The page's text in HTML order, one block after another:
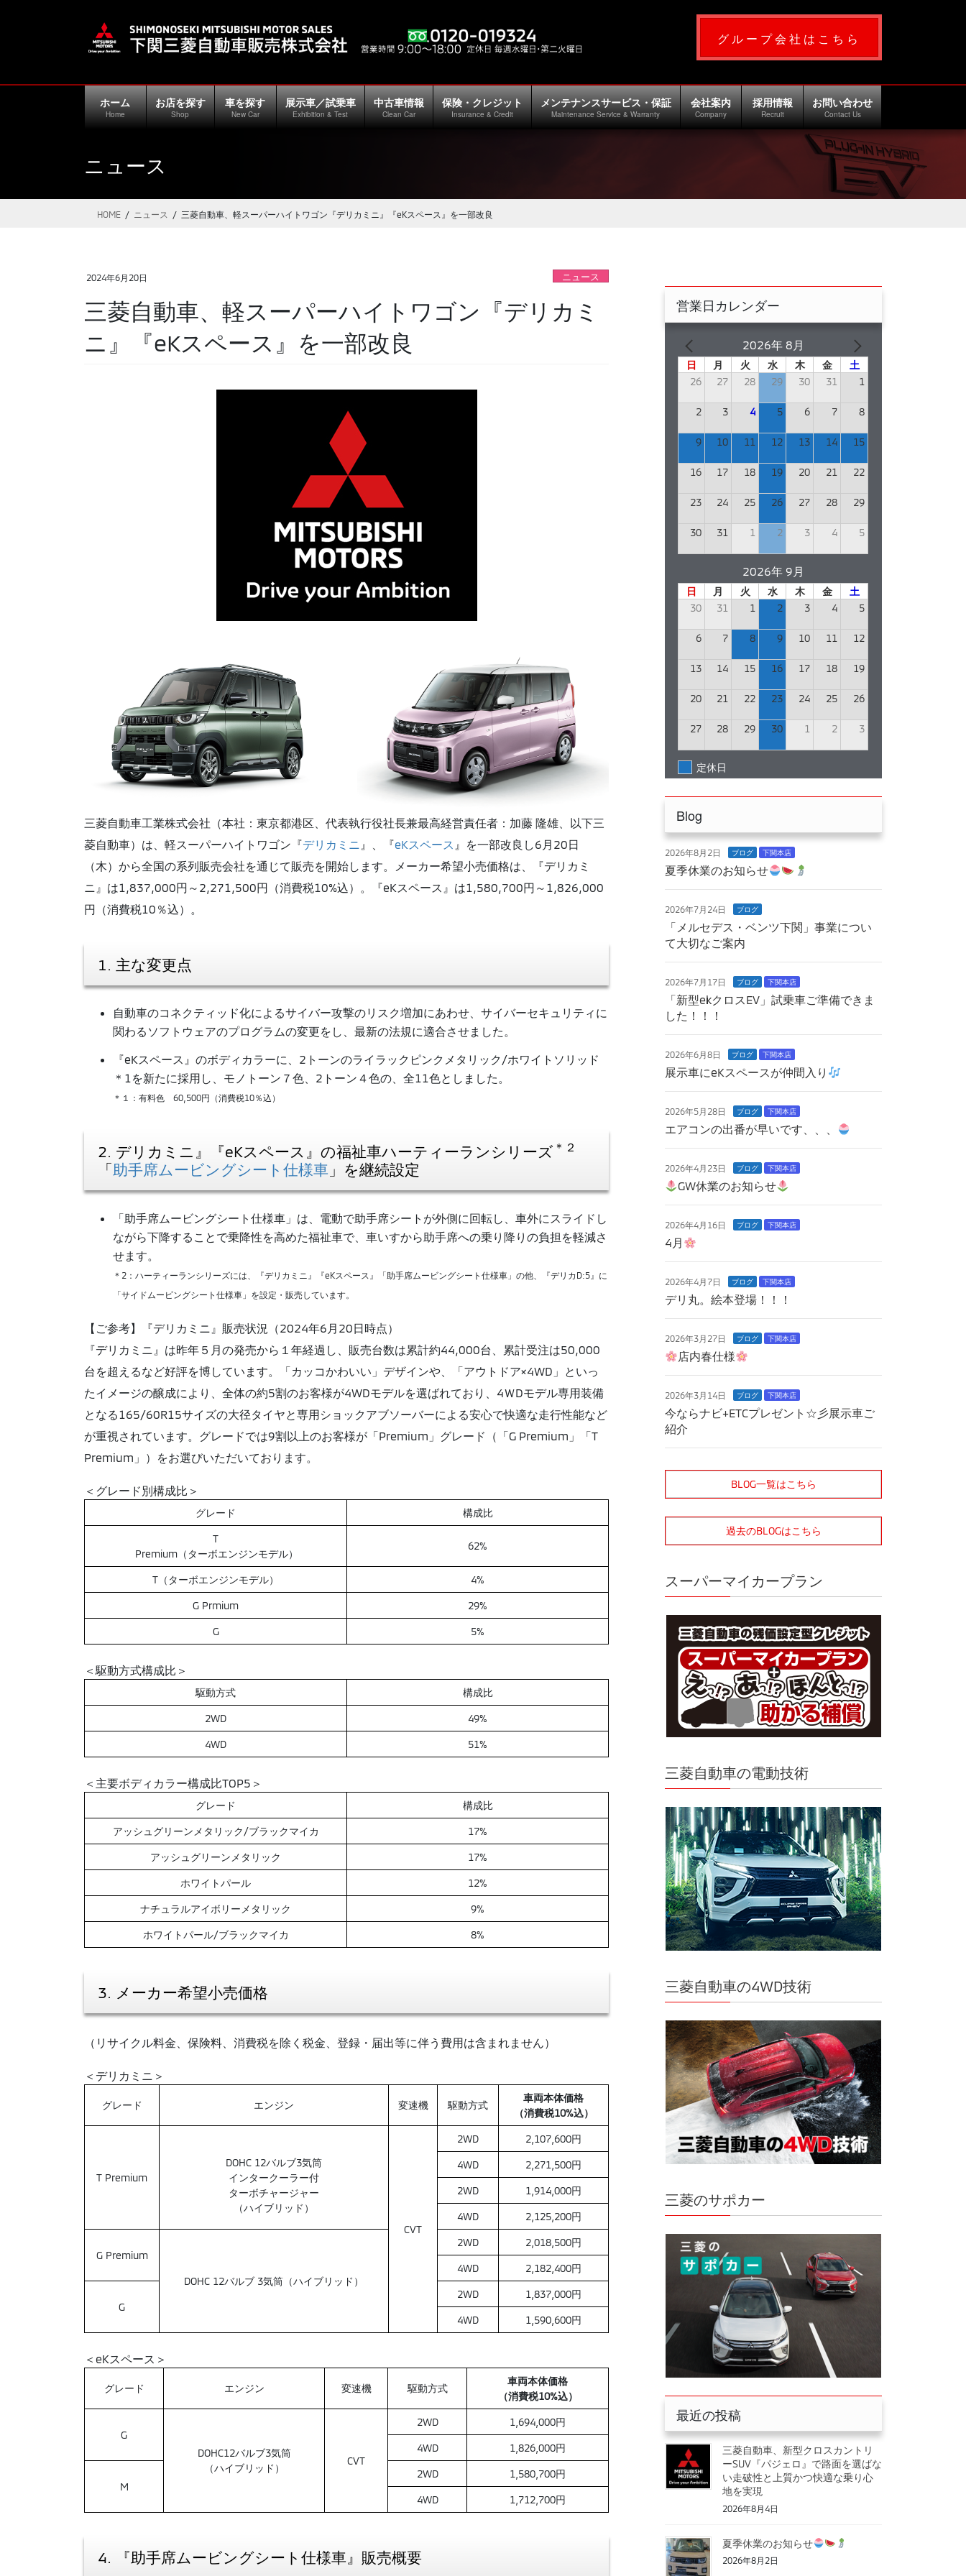
グループ会社はこちら
ホーム
Home
お店を探す
Shop
車を探す
New Car
展示車／試乗車
Exhibition & Test
中古車情報
Clean Car
保険・クレジット
Insurance & Credit
メンテナンスサービス・保証
Maintenance Service & Warranty
会社案内
Company
採用情報
Recruit
お問い合わせ
Contact Us
ニュース
HOME ニュース 三菱自動車、軽スーパーハイトワゴン『デリカミニ』『eKスペース』を一部改良
2024年6月20日 ニュース
三菱自動車、軽スーパーハイトワゴン『デリカミ
ニ』『eKスペース』を一部改良
三菱自動車工業株式会社（本社：東京都港区、代表執行役社長兼最高経営責任者：加藤 隆雄、以下三
菱自動車）は、軽スーパーハイトワゴン『デリカミニ 』、『eKスペース 』を一部改良し6月20日
（木）から全国の系列販売会社を通じて販売を開始します。メーカー希望小売価格は、『デリカミ
ニ』は1,837,000円～2,271,500円（消費税10%込）。『eKスペース』は1,580,700円～1,826,000
円（消費税10％込）。
1. 主な変更点
自動車のコネクティッド化によるサイバー攻撃のリスク増加にあわせ、サイバーセキュリティに
関わるソフトウェアのプログラムの変更をし、最新の法規に適合させました。
『eKスペース』のボディカラーに、2トーンのライラックピンクメタリック/ホワイトソリッド
＊1を新たに採用し、モノトーン７色、2トーン４色の、全11色としました。
＊１：有料色 60,500円（消費税10％込）
2. デリカミニ』『eKスペース』の福祉車ハーティーランシリーズ ＊２
「助手席ムービングシート仕様車 」を継続設定
「助手席ムービングシート仕様車」は、電動で助手席シートが外側に回転し、車外にスライドし
ながら下降することで乗降性を高めた福祉車で、車いすから助手席への乗り降りの負担を軽減さ
せます。
＊2：ハーティーランシリーズには、『デリカミニ』『eKスペース』「助手席ムービングシート仕様車」の他、『デリカD:5』に
「サイドムービングシート仕様車」を設定・販売しています。
【ご参考】『デリカミニ』販売状況（2024年6月20日時点）
『デリカミニ』は昨年５月の発売から１年経過し、販売台数は累計約44,000台、累計受注は50,000
台を超えるなど好評を博しています。「カッコかわいい」デザインや、「アウトドア×4WD」といっ
たイメージの醸成により、全体の約5割のお客様が4WDモデルを選ばれており、4ＷDモデル専用装備
となる165/60R15サイズの大径タイヤと専用ショックアブソーバーによる安心で快適な走行性能など
が重視されています。グレードでは9割以上のお客様が「Premium」グレード（「G Premium」「T
Premium」）をお選びいただいております。
＜グレード別構成比＞
グレード 構成比
T
Premium（ターボエンジンモデル）
62%
T（ターボエンジンモデル） 4%
G Prmium 29%
G 5%
＜駆動方式構成比＞
駆動方式 構成比
2WD 49%
4WD 51%
＜主要ボディカラー構成比TOP5＞
グレード 構成比
アッシュグリーンメタリック/ブラックマイカ 17%
アッシュグリーンメタリック 17%
ホワイトパール 12%
ナチュラルアイボリーメタリック 9%
ホワイトパール/ブラックマイカ 8%
3. メーカー希望小売価格
（リサイクル料金、保険料、消費税を除く税金、登録・届出等に伴う費用は含まれません）
＜デリカミニ＞
グレード エンジン 変速機 駆動方式
車両本体価格
（消費税10%込）
T Premium
DOHC 12バルブ3気筒
インタークーラー付
ターボチャージャー
（ハイブリッド）
CVT
2WD 2,107,600円
4WD 2,271,500円
2WD 1,914,000円
4WD 2,125,200円
G Premium
DOHC 12バルブ 3気筒（ハイブリッド）
2WD 2,018,500円
4WD 2,182,400円
G
2WD 1,837,000円
4WD 1,590,600円
＜eKスペース＞
グレード エンジン 変速機 駆動方式
車両本体価格
（消費税10%込）
G
DOHC12バルブ3気筒
（ハイブリッド）
CVT
2WD 1,694,000円
4WD 1,826,000円
M
2WD 1,580,700円
4WD 1,712,700円
4. 『助手席ムービングシート仕様車』販売概要
営業日カレンダー
2026年 8月
日 月 火 水 木 金
土
26
27 28 29 30 31 1
2 3 4 5 6 7 8
9 10 11 12 13 14 15
16 17 18 19 20 21 22
23 24 25 26 27 28 29
30 31 1 2 3 4 5
2026年 9月
日 月 火 水 木 金
土
30
31 1 2 3 4 5
6 7 8 9 10 11 12
13 14 15 16 17 18 19
20 21 22 23 24 25 26
27 28 29 30 1 2 3
定休日
Blog
2026年8月2日 ブログ 下関本店
夏季休業のお知らせ
2026年7月24日 ブログ
「メルセデス・ベンツ下関」事業につい
て大切なご案内
2026年7月17日 ブログ 下関本店
「新型ekクロスEV」試乗車ご準備できま
した！！！
2026年6月8日 ブログ 下関本店
展示車にeKスペースが仲間入り
2026年5月28日 ブログ 下関本店
エアコンの出番が早いです、、、
2026年4月23日 ブログ 下関本店
GW休業のお知らせ
2026年4月16日 ブログ 下関本店
4月
2026年4月7日 ブログ 下関本店
デリ丸。絵本登場！！！
2026年3月27日 ブログ 下関本店
店内春仕様
2026年3月14日 ブログ 下関本店
今ならナビ+ETCプレゼント☆彡展示車ご
紹介
BLOG一覧はこちら
過去のBLOGはこちら
スーパーマイカープラン
三菱自動車の電動技術
三菱自動車の4WD技術
三菱のサポカー
最近の投稿
三菱自動車、新型クロスカントリ
ーSUV『パジェロ』で路面を選ばな
い走破性と上質かつ快適な乗り心
地を実現
2026年8月4日
夏季休業のお知らせ
2026年8月2日